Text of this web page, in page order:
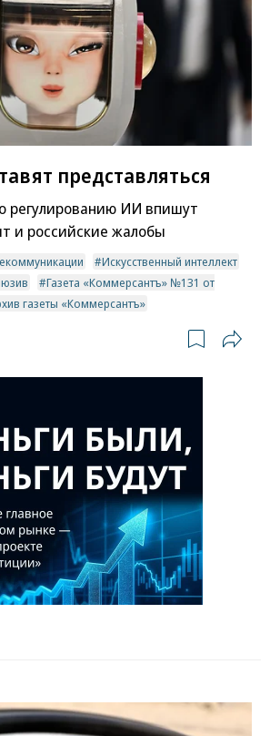
представляться
регулированию ИИ впишут
и российские жалобы
Искусственный интеллект
Газета «Коммерсантъ» №131 от
газеты «Коммерсантъ»